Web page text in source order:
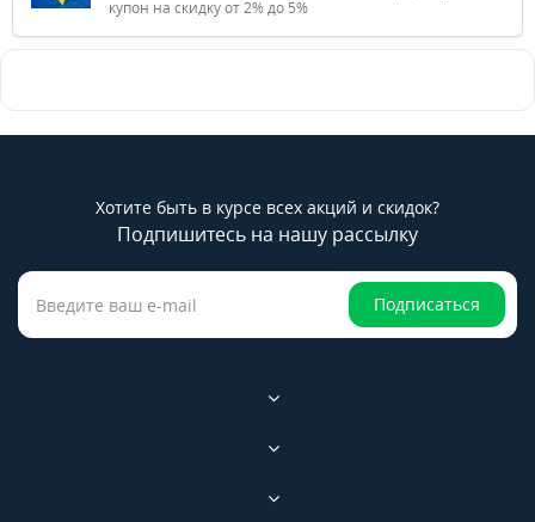
купон на скидку от 2% до 5%
Хотите быть в курсе всех акций и скидок?
Подпишитесь на нашу рассылку
Подписаться